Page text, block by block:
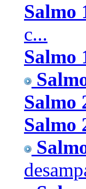
Salmo
c...
Salmo
Salmo
Salmo